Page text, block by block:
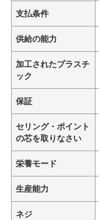
支払条件
供給の能力
加工されたプラスチ
ック
保証
セリング・ポイント
の芯を取りなさい
栄養モード
生産能力
ネジ